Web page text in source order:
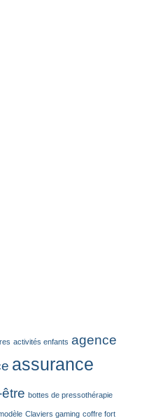
activités enfants agence
assurance
bottes de pressothérapie
Claviers gaming coffre fort